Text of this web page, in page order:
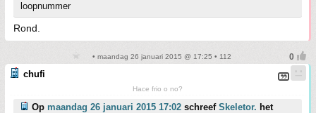
loopnummer
Rond.
• maandag 26 januari 2015 @ 17:25 • 112
chufi
Hace frio o no?
Op maandag 26 januari 2015 17:02 schreef Skeletor. het